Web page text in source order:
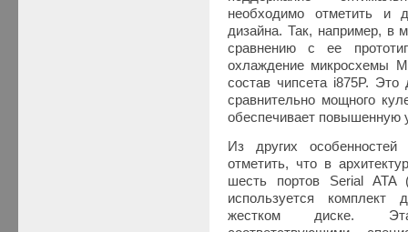
необходимо отметить и
дизайна. Так, например, в
сравнению с ее
охлаждение микросхемы
состав чипсета i875P. Это
сравнительно мощного
обеспечивает повышенную
Из других
отметить, что в
шесть портов Serial ATA
используется
жестком диске.